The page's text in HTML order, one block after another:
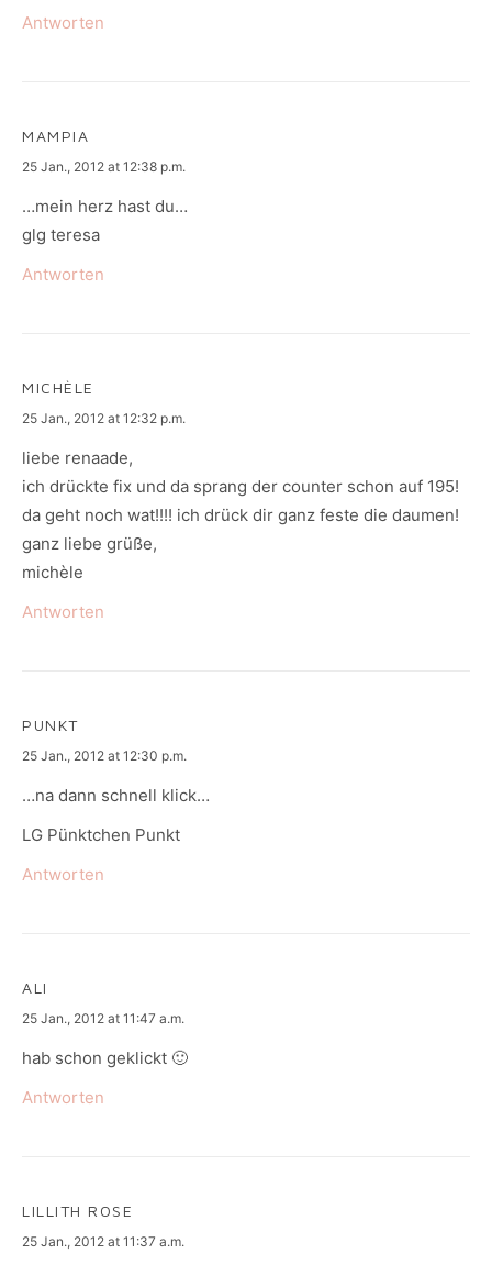
Antworten
MAMPIA
says:
25 Jan., 2012 at 12:38 p.m.
…mein herz hast du…
glg teresa
Antworten
MICHÈLE
says:
25 Jan., 2012 at 12:32 p.m.
liebe renaade,
ich drückte fix und da sprang der counter schon auf 195!
da geht noch wat!!!! ich drück dir ganz feste die daumen!
ganz liebe grüße,
michèle
Antworten
PUNKT
says:
25 Jan., 2012 at 12:30 p.m.
…na dann schnell klick…
LG Pünktchen Punkt
Antworten
ALI
says:
25 Jan., 2012 at 11:47 a.m.
hab schon geklickt 🙂
Antworten
LILLITH ROSE
says:
25 Jan., 2012 at 11:37 a.m.